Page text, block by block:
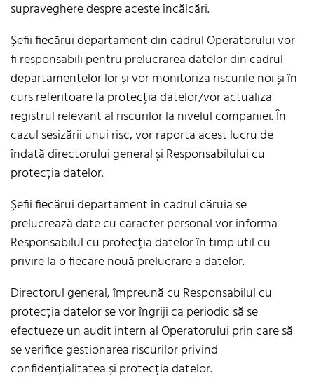
supraveghere despre aceste încălcări.
Șefii fiecărui departament din cadrul Operatorului vor
fi responsabili pentru prelucrarea datelor din cadrul
departamentelor lor și vor monitoriza riscurile noi și în
curs referitoare la protecția datelor/vor actualiza
registrul relevant al riscurilor la nivelul companiei. În
cazul sesizării unui risc, vor raporta acest lucru de
îndată directorului general și Responsabilului cu
protecția datelor.
Șefii fiecărui departament în cadrul căruia se
prelucrează date cu caracter personal vor informa
Responsabilul cu protecția datelor în timp util cu
privire la o fiecare nouă prelucrare a datelor.
Directorul general, împreună cu Responsabilul cu
protecția datelor se vor îngriji ca periodic să se
efectueze un audit intern al Operatorului prin care să
se verifice gestionarea riscurilor privind
confidențialitatea și protecția datelor.